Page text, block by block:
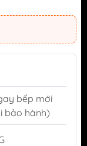
bếp mới
bảo hành)